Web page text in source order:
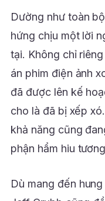
Dường như toàn
hứng chịu một lời
tại. Không chỉ
án phim điện ảnh
đã được lên kế
cho là đã bị xếp
khả năng cũng
phận hẩm hiu
Dù mang đến